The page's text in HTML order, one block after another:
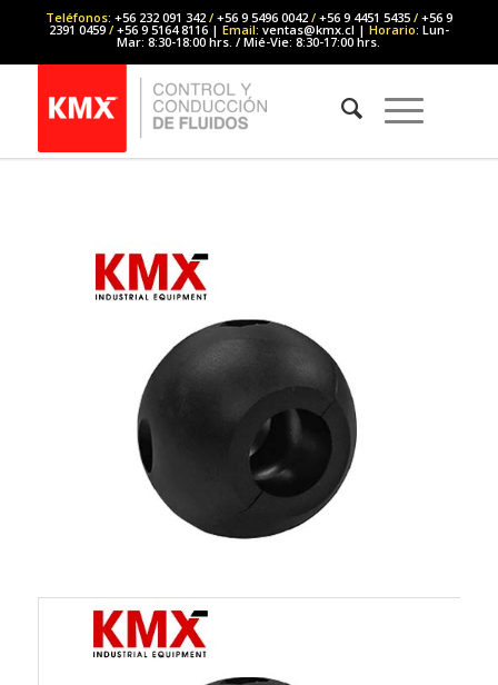
Teléfonos: +56 232 091 342 /+56 9 5496 0042 /+56 9 4451 5435 /+56 9
2391 0459 /+56 9 5164 8116 | Email: ventas@kmx.cl | Horario: Lun-
Mar: 8:30-18:00 hrs. / Mié-Vie: 8:30-17:00 hrs.